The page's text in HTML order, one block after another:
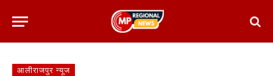
आलीराजपुर न्यूज